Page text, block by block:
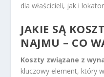
dla właścicieli, jak i
JAKIE SĄ
NAJMU – CO
Koszty związane z
kluczowy element, który